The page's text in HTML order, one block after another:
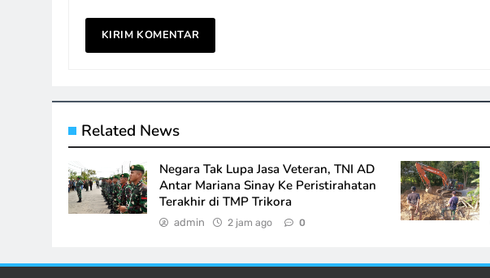
Related News
Negara Tak Lupa Jasa Veteran, TNI AD
Antar Mariana Sinay Ke Peristirahatan
Terakhir di TMP Trikora
admin 2 jam ago 0